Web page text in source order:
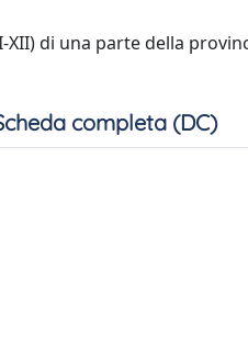
di una parte della
completa (DC)